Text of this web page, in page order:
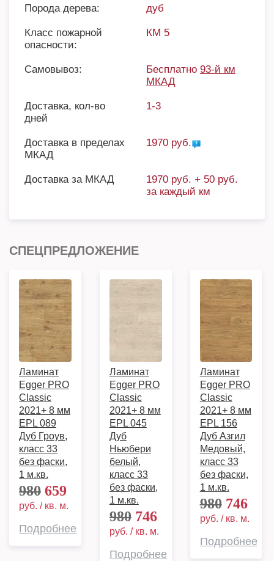
Порода дерева: дуб
Класс пожарной
опасности:
КМ 5
Самовывоз: Бесплатно 93-й км
МКАД
Доставка, кол-во
дней
1-3
Доставка в пределах
МКАД
1970 руб.
Доставка за МКАД
1970 руб. + 50 руб.
за каждый км
СПЕЦПРЕДЛОЖЕНИЕ
Ламинат
Egger PRO
Classic
2021+ 8 мм
EPL 089
Дуб Гроув,
класс 33
без фаски,
1 м.кв.
980 659
руб. / кв. м.
Подробнее
Ламинат
Egger PRO
Classic
2021+ 8 мм
EPL 045
Дуб
Ньюбери
белый,
класс 33
без фаски,
1 м.кв.
980746
руб. / кв. м.
Подробнее
Ламинат
Egger PRO
Classic
2021+ 8 мм
EPL 156
Дуб Азгил
Медовый,
класс 33
без фаски,
1 м.кв.
980746
руб. / кв. м.
Подробнее